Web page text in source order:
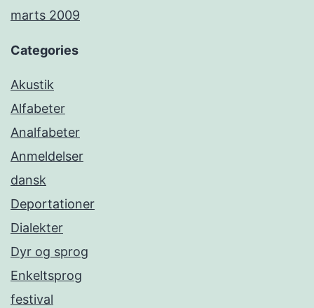
marts 2009
Categories
Akustik
Alfabeter
Analfabeter
Anmeldelser
dansk
Deportationer
Dialekter
Dyr og sprog
Enkeltsprog
festival